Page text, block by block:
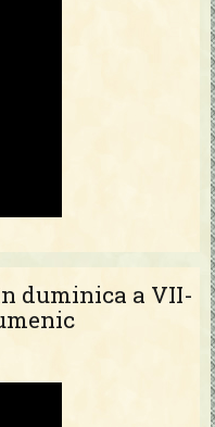
duminica a VII-